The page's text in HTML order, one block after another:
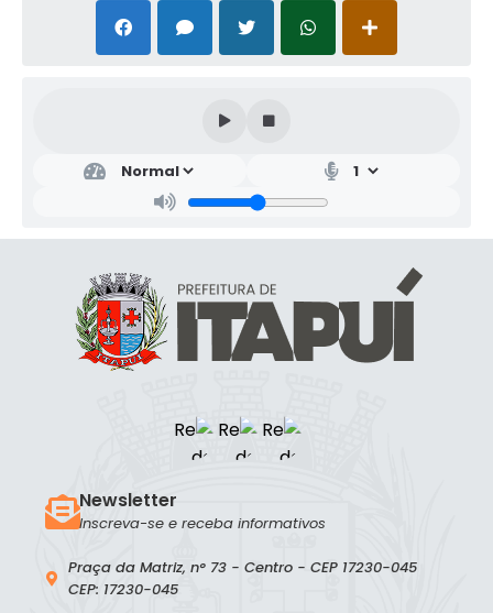
Praça da Matriz, n° 73 - Centro - CEP 17230-045
CEP: 17230-045
Newsletter
Inscreva-se e receba informativos